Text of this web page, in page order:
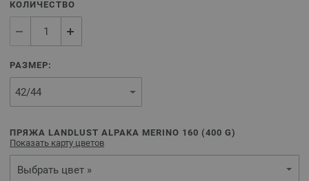
КОЛИЧЕСТВО
РАЗМЕР:
ПРЯЖА LANDLUST ALPAKA MERINO 160 (400 G)
Показать карту цветов
Выбрать цвет »